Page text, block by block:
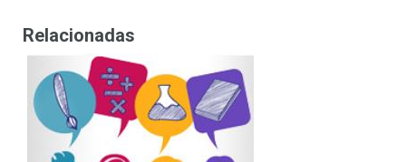
Relacionadas